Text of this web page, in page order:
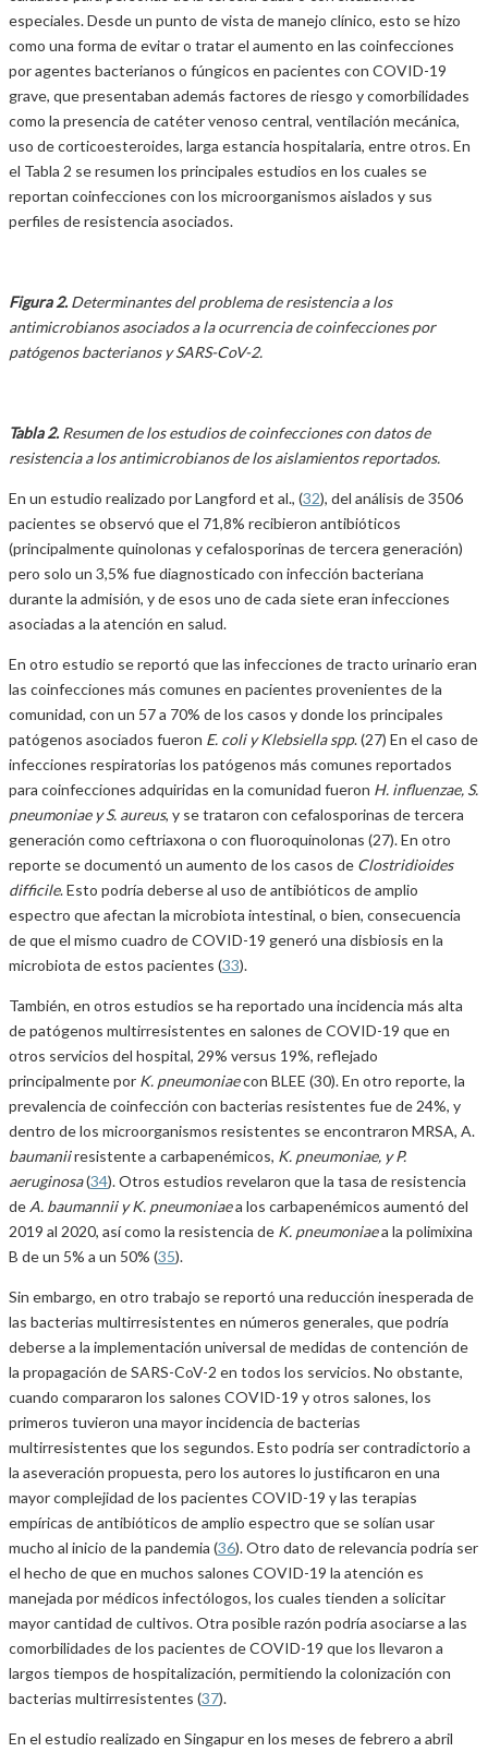
especiales. Desde un punto de vista de manejo clínico, esto se hizo
como una forma de evitar o tratar el aumento en las coinfecciones
por agentes bacterianos o fúngicos en pacientes con COVID-19
grave, que presentaban además factores de riesgo y comorbilidades
como la presencia de catéter venoso central, ventilación mecánica,
uso de corticoesteroides, larga estancia hospitalaria, entre otros. En
el Tabla 2 se resumen los principales estudios en los cuales se
reportan coinfecciones con los microorganismos aislados y sus
perfiles de resistencia asociados.
Figura 2. Determinantes del problema de resistencia a los
antimicrobianos asociados a la ocurrencia de coinfecciones por
patógenos bacterianos y SARS-CoV-2.
Tabla 2. Resumen de los estudios de coinfecciones con datos de
resistencia a los antimicrobianos de los aislamientos reportados.
En un estudio realizado por Langford et al., (32), del análisis de 3506
pacientes se observó que el 71,8% recibieron antibióticos
(principalmente quinolonas y cefalosporinas de tercera generación)
pero solo un 3,5% fue diagnosticado con infección bacteriana
durante la admisión, y de esos uno de cada siete eran infecciones
asociadas a la atención en salud.
En otro estudio se reportó que las infecciones de tracto urinario eran
las coinfecciones más comunes en pacientes provenientes de la
comunidad, con un 57 a 70% de los casos y donde los principales
patógenos asociados fueron E. coli y Klebsiella spp. (27) En el caso de
infecciones respiratorias los patógenos más comunes reportados
para coinfecciones adquiridas en la comunidad fueron H. influenzae, S.
pneumoniae y S. aureus, y se trataron con cefalosporinas de tercera
generación como ceftriaxona o con fluoroquinolonas (27). En otro
reporte se documentó un aumento de los casos de Clostridioides
difficile. Esto podría deberse al uso de antibióticos de amplio
espectro que afectan la microbiota intestinal, o bien, consecuencia
de que el mismo cuadro de COVID-19 generó una disbiosis en la
microbiota de estos pacientes (33).
También, en otros estudios se ha reportado una incidencia más alta
de patógenos multirresistentes en salones de COVID-19 que en
otros servicios del hospital, 29% versus 19%, reflejado
principalmente por K. pneumoniaecon BLEE (30). En otro reporte, la
prevalencia de coinfección con bacterias resistentes fue de 24%, y
dentro de los microorganismos resistentes se encontraron MRSA, A.
baumaniiresistente a carbapenémicos, K. pneumoniae, y P.
aeruginosa(34). Otros estudios revelaron que la tasa de resistencia
de A. baumannii y K. pneumoniaea los carbapenémicos aumentó del
2019 al 2020, así como la resistencia de K. pneumoniaea la polimixina
B de un 5% a un 50% (35).
Sin embargo, en otro trabajo se reportó una reducción inesperada de
las bacterias multirresistentes en números generales, que podría
deberse a la implementación universal de medidas de contención de
la propagación de SARS-CoV-2 en todos los servicios. No obstante,
cuando compararon los salones COVID-19 y otros salones, los
primeros tuvieron una mayor incidencia de bacterias
multirresistentes que los segundos. Esto podría ser contradictorio a
la aseveración propuesta, pero los autores lo justificaron en una
mayor complejidad de los pacientes COVID-19 y las terapias
empíricas de antibióticos de amplio espectro que se solían usar
mucho al inicio de la pandemia (36). Otro dato de relevancia podría ser
el hecho de que en muchos salones COVID-19 la atención es
manejada por médicos infectólogos, los cuales tienden a solicitar
mayor cantidad de cultivos. Otra posible razón podría asociarse a las
comorbilidades de los pacientes de COVID-19 que los llevaron a
largos tiempos de hospitalización, permitiendo la colonización con
bacterias multirresistentes (37).
En el estudio realizado en Singapur en los meses de febrero a abril